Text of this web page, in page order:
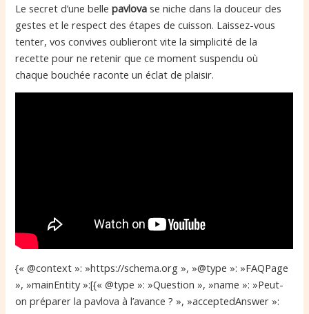
Le secret d’une bellepavlova se niche dans la douceur des
gestes et le respect des étapes de cuisson. Laissez-vous
tenter, vos convives oublieront vite la simplicité de la
recette pour ne retenir que ce moment suspendu où
chaque bouchée raconte un éclat de plaisir.
{« @context »: »https://schema.org », »@type »: »FAQPage
», »mainEntity »:[{« @type »: »Question », »name »: »Peut-
on préparer la pavlova à l’avance ? », »acceptedAnswer »: